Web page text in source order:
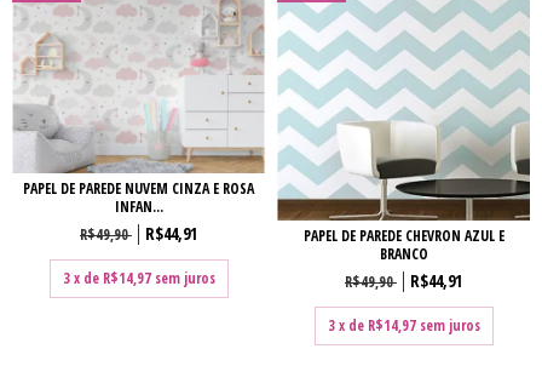
PAPEL DE PAREDE NUVEM CINZA E ROSA
INFAN...
R$49,90
R$44,91
3 x de R$14,97 sem juros
PAPEL DE PAREDE CHEVRON AZUL E
BRANCO
R$49,90
R$44,91
3 x de R$14,97 sem juros